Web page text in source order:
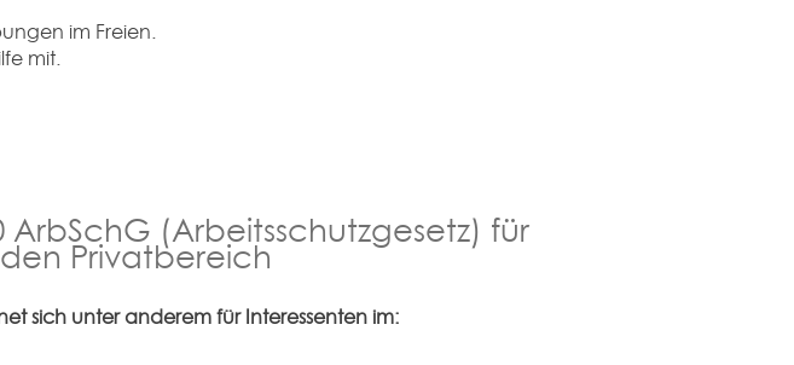
im Freien.
mit.
(Arbeitsschutzgesetz) für
Privatbereich
sich unter anderem für Interessenten im: